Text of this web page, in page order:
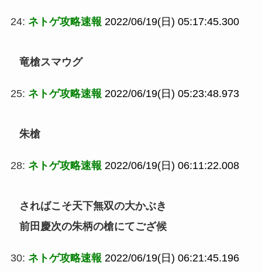
24: ネトゲ攻略速報 2022/06/19(日) 05:17:45.300
竜槍スマウグ
25: ネトゲ攻略速報 2022/06/19(日) 05:23:48.973
朱槍
28: ネトゲ攻略速報 2022/06/19(日) 06:11:22.008
さればこそ天下無双の大かぶき
前田慶次の朱柄の槍にてござ候
30: ネトゲ攻略速報 2022/06/19(日) 06:21:45.196